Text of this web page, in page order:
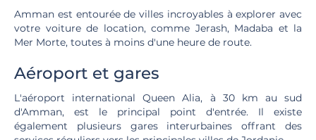
Amman est entourée de villes incroyables à explorer avec
votre voiture de location, comme Jerash, Madaba et la
Mer Morte, toutes à moins d'une heure de route.
Aéroport et gares
L'aéroport international Queen Alia, à 30 km au sud
d'Amman, est le principal point d'entrée. Il existe
également plusieurs gares interurbaines offrant des